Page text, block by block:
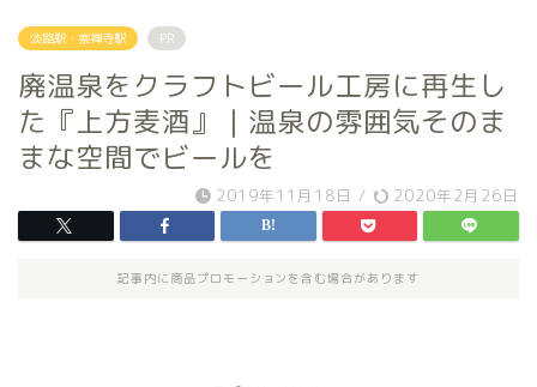
淡路駅・崇禅寺駅 PR
廃温泉をクラフトビール工房に再生し
た『上方麦酒』｜温泉の雰囲気そのま
まな空間でビールを
2019年11月18日 / 2020年2月26日
記事内に商品プロモーションを含む場合があります